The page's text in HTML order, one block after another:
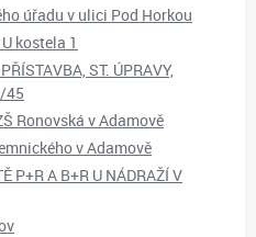
úřadu v ulici Pod Horkou
kostela 1
ST. ÚPRAVY,
45
Ronovská v Adamově
v Adamově
P+R A B+R U NÁDRAŽÍ V